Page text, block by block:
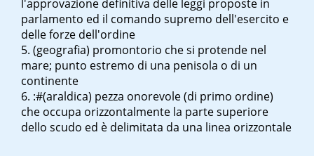
l'approvazione definitiva delle leggi proposte in
parlamento ed il comando supremo dell'esercito e
delle forze dell'ordine
(geografia) promontorio che si protende nel
mare; punto estremo di una penisola o di un
continente
:#(araldica) pezza onorevole (di primo ordine)
che occupa orizzontalmente la parte superiore
dello scudo ed è delimitata da una linea orizzontale